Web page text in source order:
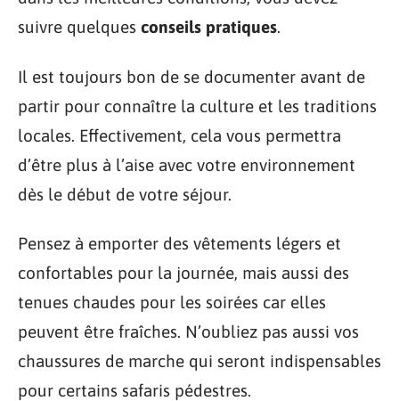
suivre quelques conseils pratiques.
Il est toujours bon de se documenter avant de
partir pour connaître la culture et les traditions
locales. Effectivement, cela vous permettra
d’être plus à l’aise avec votre environnement
dès le début de votre séjour.
Pensez à emporter des vêtements légers et
confortables pour la journée, mais aussi des
tenues chaudes pour les soirées car elles
peuvent être fraîches. N’oubliez pas aussi vos
chaussures de marche qui seront indispensables
pour certains safaris pédestres.